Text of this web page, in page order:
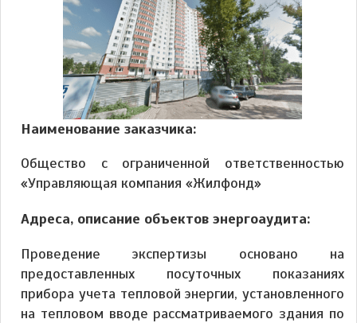
Наименование заказчика:
Общество с ограниченной ответственностью
«Управляющая компания «Жилфонд»
Адреса, описание объектов энергоаудита:
Проведение экспертизы основано на
предоставленных посуточных показаниях
прибора учета тепловой энергии, установленного
на тепловом вводе рассматриваемого здания по